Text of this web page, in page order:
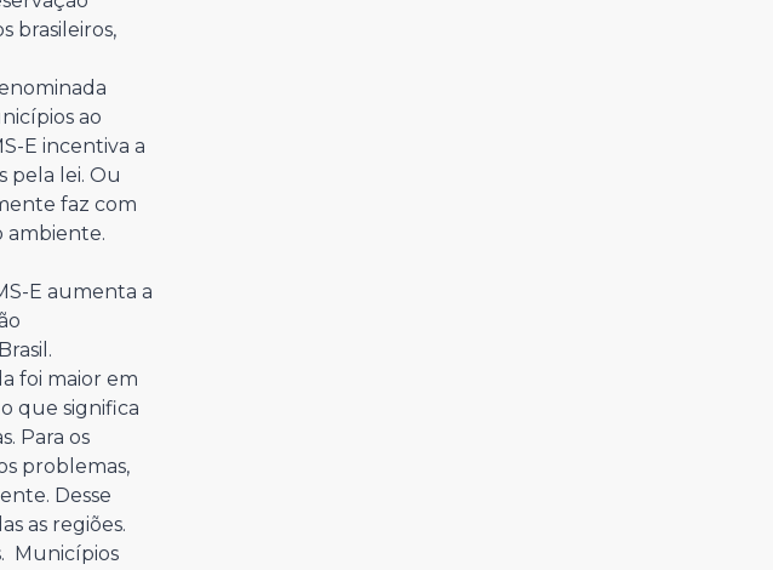
brasileiros,
ao
E incentiva a
pela lei. Ou
faz com
ambiente.
E aumenta a
foi maior em
que significa
Para os
problemas,
Desse
as regiões.
Municípios